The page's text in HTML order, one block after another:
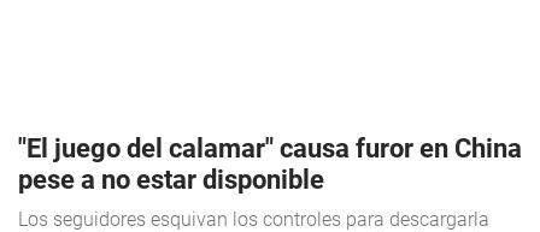
"El juego del calamar" causa furor en China
pese a no estar disponible
Los seguidores esquivan los controles para descargarla